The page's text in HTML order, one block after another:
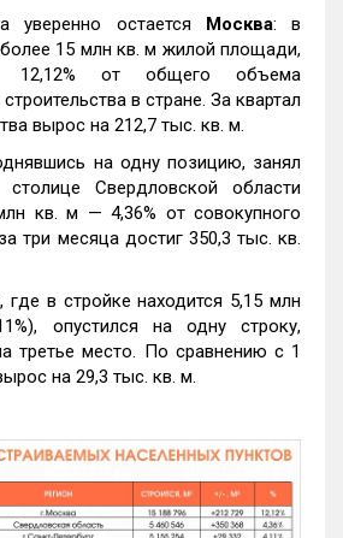
уверенно остается Москва: в
более 15 млн кв. м жилой площади,
12,12% от общего объема
в стране. За квартал
вырос на 212,7 тыс. кв. м.
на одну позицию, занял
Свердловской области
кв. м — 4,36% от совокупного
три месяца достиг 350,3 тыс. кв.
, где в стройке находится 5,15 млн
опустился на одну строку,
третье место. По сравнению с 1
на 29,3 тыс. кв. м.